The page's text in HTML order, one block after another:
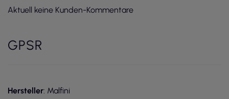
Aktuell keine Kunden-Kommentare
GPSR
Hersteller: Malfini